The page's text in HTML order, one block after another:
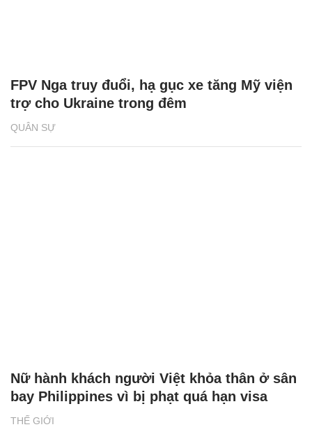
QUÂN SỰ
FPV Nga truy đuổi, hạ gục xe tăng Mỹ viện
trợ cho Ukraine trong đêm
THẾ GIỚI
Nữ hành khách người Việt khỏa thân ở sân
bay Philippines vì bị phạt quá hạn visa